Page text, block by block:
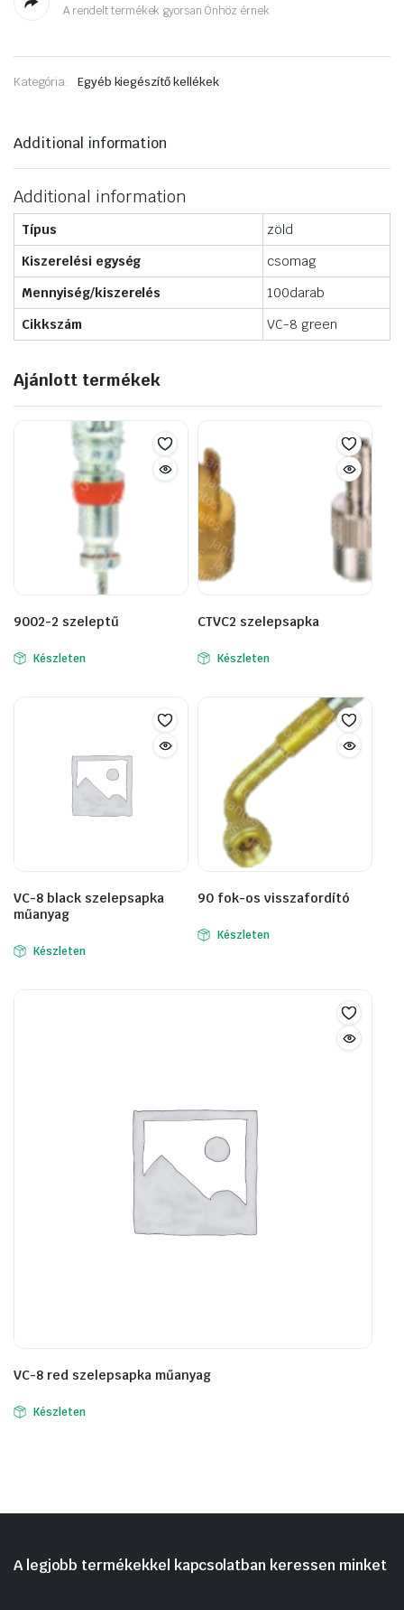
A rendelt termékek gyorsan Önhöz érnek
Kategória: Egyéb kiegészítő kellékek
Additional information
Additional information
Típus
zöld
Kiszerelési egység
csomag
Mennyiség/kiszerelés
100darab
Cikkszám
VC-8 green
Ajánlott termékek
9002-2 szeleptű
Készleten
CTVC2 szelepsapka
Készleten
VC-8 black szelepsapka
műanyag
Készleten
90 fok-os visszafordító
Készleten
VC-8 red szelepsapka műanyag
Készleten
A legjobb termékekkel kapcsolatban keressen minket